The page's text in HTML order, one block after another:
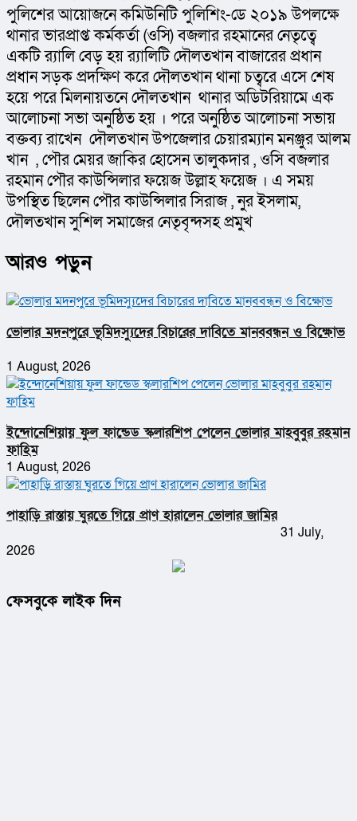
পুলিশের আয়োজনে কমিউনিটি পুলিশিং-ডে ২০১৯ উপলক্ষে
থানার ভারপ্রাপ্ত কর্মকর্তা (ওসি) বজলার রহমানের নেতৃত্বে
একটি র‌্যালি বেড় হয় র‌্যালিটি দৌলতখান বাজারের প্রধান
প্রধান সড়ক প্রদক্ষিণ করে দৌলতখান থানা চত্বরে এসে শেষ
হয়ে পরে মিলনায়তনে দৌলতখান  থানার অডিটরিয়ামে এক
আলোচনা সভা অনুষ্ঠিত হয় । পরে অনুষ্ঠিত আলোচনা সভায়
বক্তব্য রাখেন  দৌলতখান উপজেলার চেয়ারম্যান মনঞ্জুর আলম
খান  , পৌর মেয়র জাকির হোসেন তালুকদার , ওসি বজলার
রহমান পৌর কাউন্সিলার ফয়েজ উল্লাহ ফয়েজ । এ সময়
উপস্থিত ছিলেন পৌর কাউন্সিলার সিরাজ , নুর ইসলাম,
দৌলতখান সুশিল সমাজের নেতৃবৃন্দসহ প্রমুখ
আরও পড়ুন
ভোলার মদনপুরে ভূমিদস্যুদের বিচারের দাবিতে মানববন্ধন ও বিক্ষোভ
1 August, 2026
ইন্দোনেশিয়ায় ফুল ফান্ডেড স্কলারশিপ পেলেন ভোলার মাহবুবুর রহমান
ফাহিম
1 August, 2026
পাহাড়ি রাস্তায় ঘুরতে গিয়ে প্রাণ হারালেন ভোলার জামির
31 July,
2026
ফেসবুকে লাইক দিন